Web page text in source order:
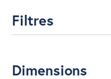
Filtres
Dimensions